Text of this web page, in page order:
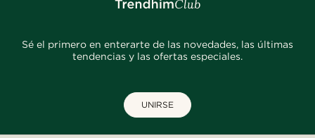
Sé el primero en enterarte de las novedades, las últimas
tendencias y las ofertas especiales.
UNIRSE